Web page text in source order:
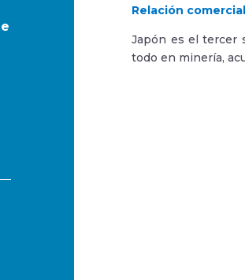
Relación
Japón es el tercer
todo en minería,